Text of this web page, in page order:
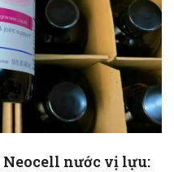
Neocell nước vị lựu: